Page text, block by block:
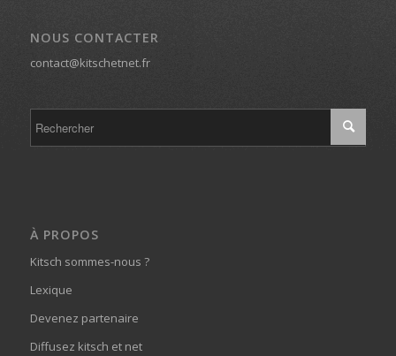
NOUS CONTACTER
contact@kitschetnet.fr
À PROPOS
Kitsch sommes-nous ?
Lexique
Devenez partenaire
Diffusez kitsch et net